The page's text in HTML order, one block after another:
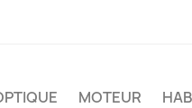
MOTEUR